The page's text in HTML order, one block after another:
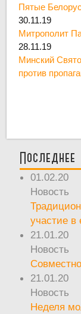
Пятые
30.11.19
Митрополит
28.11.19
Минский
против
Последнее
01.02.20
Новость
участие в
21.01.20
Новость
21.01.20
Новость
Неделя